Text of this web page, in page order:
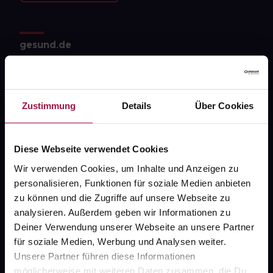
Zustimmung Details Über Cookies
Diese Webseite verwendet Cookies
Wir verwenden Cookies, um Inhalte und Anzeigen zu
personalisieren, Funktionen für soziale Medien anbieten
zu können und die Zugriffe auf unsere Webseite zu
analysieren. Außerdem geben wir Informationen zu
Deiner Verwendung unserer Webseite an unsere Partner
für soziale Medien, Werbung und Analysen weiter.
Unsere Partner führen diese Informationen
möglicherweise mit weiteren Daten zusammen, die Du
gesund.de
gesund-versorger.de
Sanitätshäuser
Datenschutz
AGB